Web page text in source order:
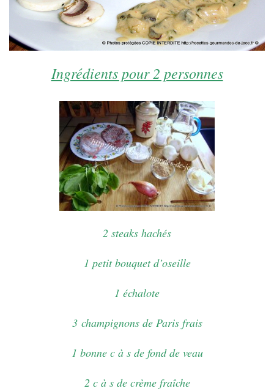
Ingrédients pour 2 personnes
2 steaks hachés
1 petit bouquet d’oseille
1 échalote
3 champignons de Paris frais
1 bonne c à s de fond de veau
2 c à s de crème fraîche